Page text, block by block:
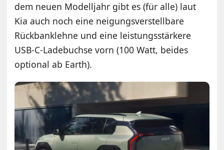
dem neuen Modelljahr gibt es (für alle) laut
Kia auch noch eine neigungsverstellbare
Rückbanklehne und eine leistungsstärkere
USB-C-Ladebuchse vorn (100 Watt, beides
optional ab Earth).